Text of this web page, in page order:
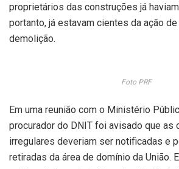
proprietários das construções já
portanto, já estavam cientes da ação
demolição.
Foto PRF
Em uma reunião com o Ministério
procurador do DNIT foi avisado que as
irregulares deveriam ser notificadas e
retiradas da área de domínio da União.